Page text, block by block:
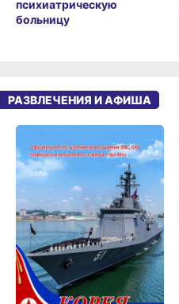
психиатрическую
больницу
РАЗВЛЕЧЕНИЯ И АФИША